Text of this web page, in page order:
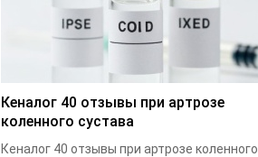
Кеналог 40 отзывы при артрозе
коленного сустава
Кеналог 40 отзывы при артрозе коленного